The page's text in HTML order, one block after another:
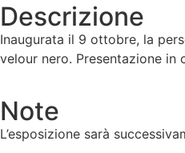
Descrizione
Inaugurata il 9 ottobre, la
velour nero. Presentazione in
Note
L’esposizione sarà